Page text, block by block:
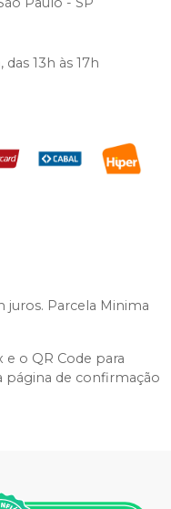
das 13h às 17h
juros. Parcela Minima
e o QR Code para
página de confirmação